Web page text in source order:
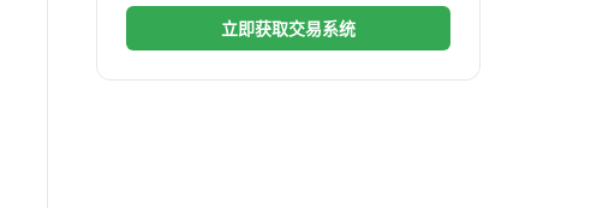
立即获取交易系统